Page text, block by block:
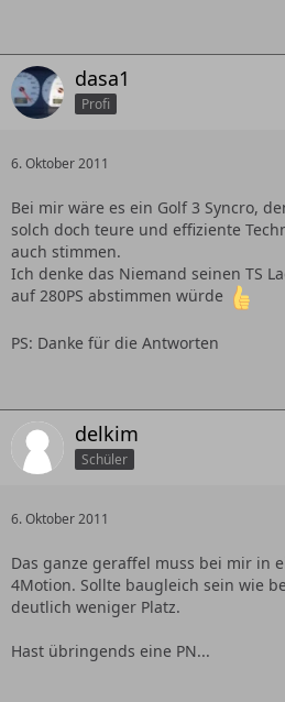
dasa1
Profi
6. Oktober 2011
Bei mir wäre es ein Golf 3 Syncro,
solch doch teure und effiziente
auch stimmen.
Ich denke das Niemand seinen TS
auf 280PS abstimmen würde
PS: Danke für die Antworten
delkim
Schüler
6. Oktober 2011
Das ganze geraffel muss bei mir in
4Motion. Sollte baugleich sein wie
deutlich weniger Platz.
Hast übringends eine PN...